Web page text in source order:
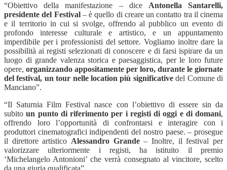
“Obiettivo della manifestazione – dice Antonella Santarelli,
presidente del Festival – è quello di creare un contatto tra il cinema
e il territorio in cui si svolge, offrendo al pubblico un evento di
profondo interesse culturale e artistico, e un appuntamento
imperdibile per i professionisti del settore. Vogliamo inoltre dare la
possibilità ai registi selezionati di conoscere e di farsi ispirare da un
luogo di grande valenza storica e paesaggistica, per le loro future
opere, organizzando appositamente per loro, durante le giornate
del festival, un tour nelle location più significativedel Comune di
Manciano”.
“Il Saturnia Film Festival nasce con l’obiettivo di essere sin da
subitoun punto di riferimento per i registi di oggi e di domani,
offrendo loro l’opportunità di confrontarsi e interagire con i
produttori cinematografici indipendenti del nostro paese. – prosegue
il direttore artistico Alessandro Grande– Inoltre, il festival per
valorizzare ulteriormente i registi, ha istituito il premio
‘Michelangelo Antonioni’ che verrà consegnato al vincitore, scelto
da una giuria qualificata”.